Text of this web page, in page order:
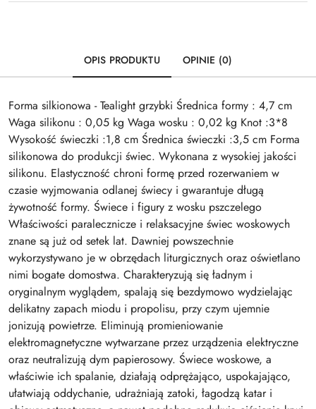
OPIS PRODUKTU OPINIE (0)
Forma silkionowa - Tealight grzybki Średnica formy : 4,7 cm
Waga silikonu : 0,05 kg Waga wosku : 0,02 kg Knot :3*8
Wysokość świeczki :1,8 cm Średnica świeczki :3,5 cm Forma
silikonowa do produkcji świec. Wykonana z wysokiej jakości
silikonu. Elastyczność chroni formę przed rozerwaniem w
czasie wyjmowania odlanej świecy i gwarantuje długą
żywotność formy. Świece i figury z wosku pszczelego
Właściwości paralecznicze i relaksacyjne świec woskowych
znane są już od setek lat. Dawniej powszechnie
wykorzystywano je w obrzędach liturgicznych oraz oświetlano
nimi bogate domostwa. Charakteryzują się ładnym i
oryginalnym wyglądem, spalają się bezdymowo wydzielając
delikatny zapach miodu i propolisu, przy czym ujemnie
jonizują powietrze. Eliminują promieniowanie
elektromagnetyczne wytwarzane przez urządzenia elektryczne
oraz neutralizują dym papierosowy. Świece woskowe, a
właściwie ich spalanie, działają odprężająco, uspokajająco,
ułatwiają oddychanie, udrażniają zatoki, łagodzą katar i